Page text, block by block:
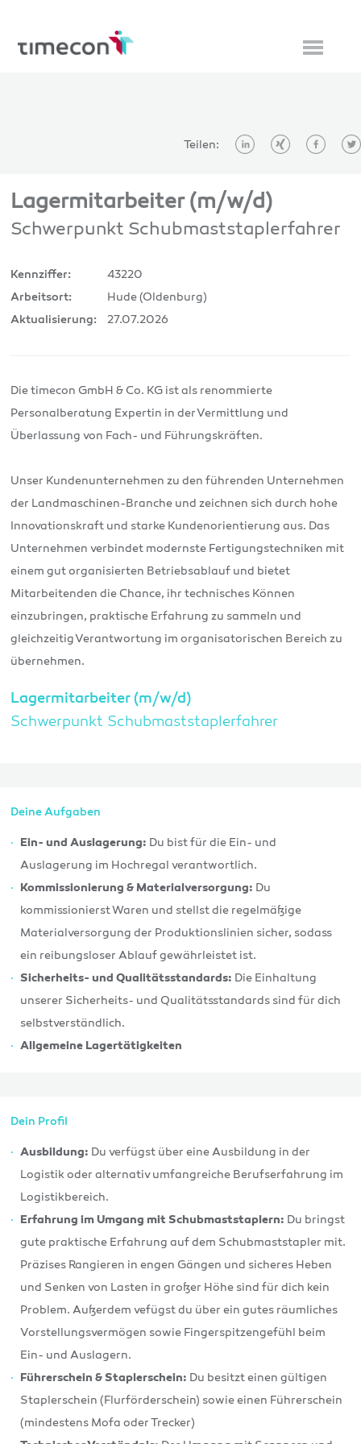
Teilen:
Lagermitarbeiter (m/w/d)
Schwerpunkt Schubmaststaplerfahrer
Kennziffer: 43220
Arbeitsort: Hude (Oldenburg)
Aktualisierung: 27.07.2026
Die timecon GmbH & Co. KG ist als renommierte
Personalberatung Expertin in der Vermittlung und
Überlassung von Fach- und Führungskräften.
Unser Kundenunternehmen zu den führenden Unternehmen
der Landmaschinen-Branche und zeichnen sich durch hohe
Innovationskraft und starke Kundenorientierung aus. Das
Unternehmen verbindet modernste Fertigungstechniken mit
einem gut organisierten Betriebsablauf und bietet
Mitarbeitenden die Chance, ihr technisches Können
einzubringen, praktische Erfahrung zu sammeln und
gleichzeitig Verantwortung im organisatorischen Bereich zu
übernehmen.
Lagermitarbeiter (m/w/d)
Schwerpunkt Schubmaststaplerfahrer
Deine Aufgaben
Ein- und Auslagerung: Du bist für die Ein- und
Auslagerung im Hochregal verantwortlich.
Kommissionierung & Materialversorgung: Du
kommissionierst Waren und stellst die regelmäßige
Materialversorgung der Produktionslinien sicher, sodass
ein reibungsloser Ablauf gewährleistet ist.
Sicherheits- und Qualitätsstandards: Die Einhaltung
unserer Sicherheits- und Qualitätsstandards sind für dich
selbstverständlich.
Allgemeine Lagertätigkeiten
Dein Profil
Ausbildung: Du verfügst über eine Ausbildung in der
Logistik oder alternativ umfangreiche Berufserfahrung im
Logistikbereich.
Erfahrung im Umgang mit Schubmaststaplern: Du bringst
gute praktische Erfahrung auf dem Schubmaststapler mit.
Präzises Rangieren in engen Gängen und sicheres Heben
und Senken von Lasten in großer Höhe sind für dich kein
Problem. Außerdem vefügst du über ein gutes räumliches
Vorstellungsvermögen sowie Fingerspitzengefühl beim
Ein- und Auslagern.
Führerschein & Staplerschein: Du besitzt einen gültigen
Staplerschein (Flurförderschein) sowie einen Führerschein
(mindestens Mofa oder Trecker)